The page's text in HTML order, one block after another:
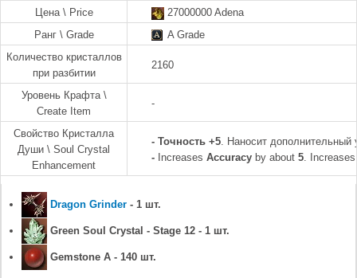
Цена \ Price
27000000 Adena
Ранг \ Grade
A Grade
Количество кристаллов
при разбитии
2160
Уровень Крафта \
Create Item
-
Свойство Кристалла
Души \ Soul Crystal
Enhancement
- Точность +5. Наносит дополнительный
- Increases Accuracy by about 5.
Dragon Grinder - 1 шт.
Green Soul Crystal - Stage 12 - 1 шт.
Gemstone A - 140 шт.